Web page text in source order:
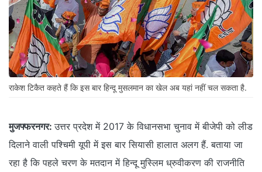
राकेश टिकैत कहते हैं कि इस बार हिन्दू मुसलमान का खेल अब यहां नहीं चल सकता है.
मुजफ्फरनगर: उत्तर प्रदेश में 2017 के विधानसभा चुनाव में बीजेपी को लीड
दिलाने वाली पश्चिमी यूपी में इस बार सियासी हालात अलग हैं. बताया जा
रहा है कि पहले चरण के मतदान में हिन्दू मुस्लिम ध्रुवीकरण की राजनीति